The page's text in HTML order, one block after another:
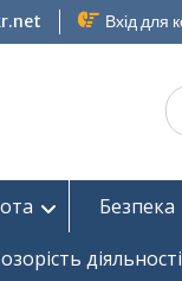
Вхід для
Безпека
діяльності